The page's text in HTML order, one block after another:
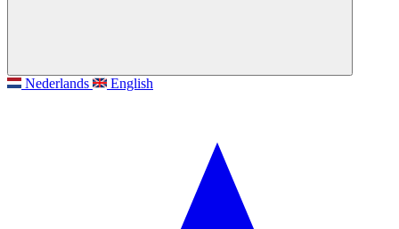
Nederlands English